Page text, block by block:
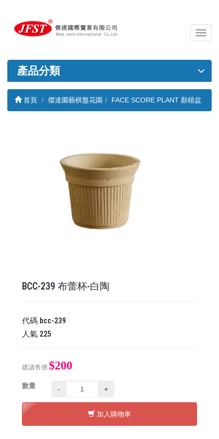
導
覽
關
產品分類
首頁 傑達園藝棋盤花園 FACE SCORE PLANT 顏植盆
BCC-239 布蕾杯-白陶
代碼 bcc-239
人氣 225
建議售價 $200
數量 - +
加入購物車